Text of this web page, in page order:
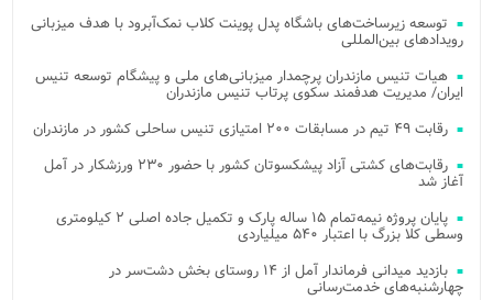
توسعه زیرساخت‌های باشگاه پدل پوینت کلاب نمک‌آبرود با هدف میزبانی
رویدادهای بین‌المللی
هیات تنیس مازندران پرچمدار میزبانی‌های ملی و پیشگام توسعه تنیس
ایران/ مدیریت هدفمند سکوی پرتاب تنیس مازندران
رقابت ۴۹ تیم در مسابقات ۲۰۰ امتیازی تنیس ساحلی کشور در مازندران
رقابت‌های کشتی آزاد پیشکسوتان کشور با حضور ۲۳۰ ورزشکار در آمل
آغاز شد
پایان پروژه نیمه‌تمام ۱۵ ساله پارک و تکمیل جاده اصلی ۲ کیلومتری
وسطی کلا بزرگ با اعتبار ۵۴۰ میلیاردی
بازدید میدانی فرماندار آمل از ۱۴ روستای بخش دشت‌سر در
چهارشنبه‌های خدمت‌رسانی